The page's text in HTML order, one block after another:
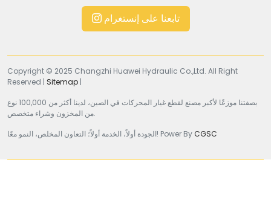
تابعنا على إنستغرام
Copyright © 2025 Changzhi Huawei Hydraulic Co.,Ltd. All Right
Reserved | Sitemap |
بصفتنا موزعًا لأكبر مصنع لقطع غيار المحركات في الصين، لدينا أكثر من 100,000 نوع
من المخزون وشراء متخصص.
الجودة أولاً، الخدمة أولاً؛ التعاون المخلص، النمو معًا! Power ByCGSC